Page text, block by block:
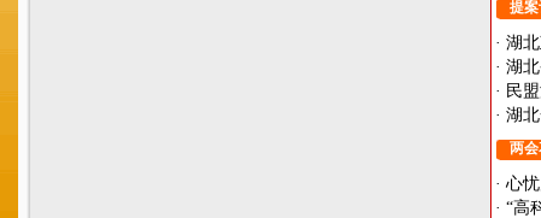
提
· 湖
· 湖
· 民
· 湖
两
· 心
· “高